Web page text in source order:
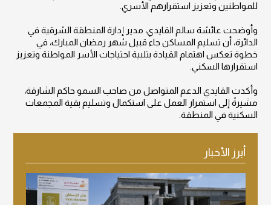
للمواطنين وتعزيز استقرارهم الأسري.
وأوضحت عائشة سالم القايدي، مدير إدارة المنطقة الشرقية في
الدائرة، أن تسليم المساكن جاء قبيل شهر رمضان المبارك، في
خطوة تعكس اهتمام القيادة بتلبية احتياجات الأسر المواطنة وتعزيز
استقرارها السكني.
وأكدت القايدي الدعم المتواصل من صاحب السمو حاكم الشارقة،
مشيرةً إلى استمرار العمل على استكمال وتسليم بقية المجمعات
السكنية في المنطقة.
أبرز الأخبار